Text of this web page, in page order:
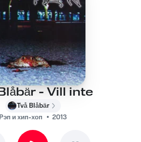
- Vill inte
Två Blåbär
Рэп и хип-хоп
2013